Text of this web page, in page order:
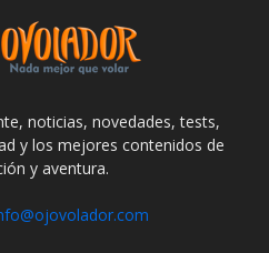
noticias, novedades, tests,
y los mejores contenidos de
y aventura.